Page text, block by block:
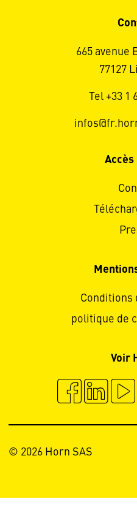
665 avenue
77127
Tel +33 1
Accès
Conditions
politique de
Voir
© 2026 Horn SAS